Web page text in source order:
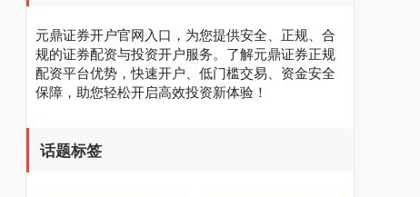
元鼎证券开户官网入口，为您提供安全、正规、合
规的证券配资与投资开户服务。了解元鼎证券正规
配资平台优势，快速开户、低门槛交易、资金安全
保障，助您轻松开启高效投资新体验！
话题标签